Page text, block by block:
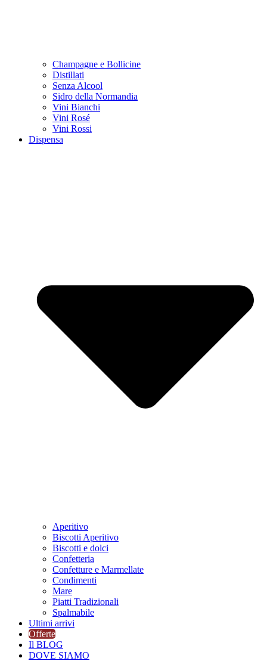
Champagne e Bollicine
Distillati
Senza Alcool
Sidro della Normandia
Vini Bianchi
Vini Rosé
Vini Rossi
Dispensa
Aperitivo
Biscotti Aperitivo
Biscotti e dolci
Confetteria
Confetture e Marmellate
Condimenti
Mare
Piatti Tradizionali
Spalmabile
Ultimi arrivi
Offerte
Il BLOG
DOVE SIAMO